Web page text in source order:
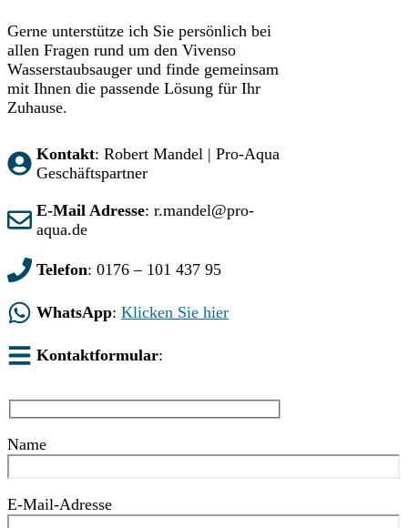
Gerne unterstütze ich Sie persönlich bei
allen Fragen rund um den Vivenso
Wasserstaubsauger und finde gemeinsam
mit Ihnen die passende Lösung für Ihr
Zuhause.
Kontakt: Robert Mandel | Pro-Aqua
Geschäftspartner
E-Mail Adresse: r.mandel@pro-
aqua.de
Telefon: 0176 – 101 437 95
WhatsApp: Klicken Sie hier
Kontaktformular:
Name
E-Mail-Adresse